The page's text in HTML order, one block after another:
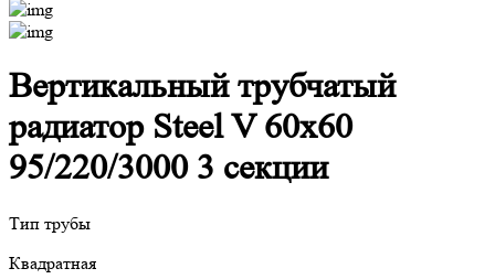
Вертикальный трубчатый
радиатор Steel V 60х60
95/220/3000 3 секции
Тип трубы
Квадратная